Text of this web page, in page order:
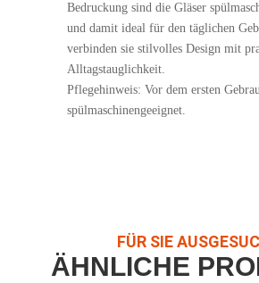
Bedruckung sind die Gläser
und damit ideal für den täglichen
verbinden sie stilvolles Design mit
Alltagstauglichkeit.
Pflegehinweis: Vor dem ersten
spülmaschinengeeignet.
FÜR SIE
ÄHNLICHE